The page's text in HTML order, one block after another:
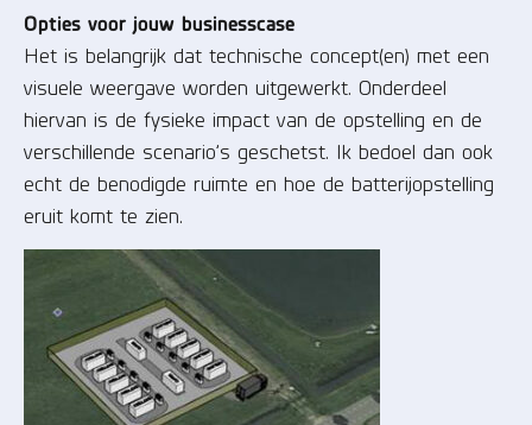
Opties voor jouw businesscase
Het is belangrijk dat technische concept(en) met een
visuele weergave worden uitgewerkt. Onderdeel
hiervan is de fysieke impact van de opstelling en de
verschillende scenario’s geschetst. Ik bedoel dan ook
echt de benodigde ruimte en hoe de batterijopstelling
eruit komt te zien.